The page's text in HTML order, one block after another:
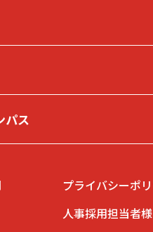
パス
プライバシーポ
人事採用担当者